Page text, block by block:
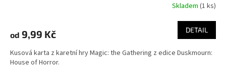
Skladem (1 ks)
od 9,99 Kč DETAIL
Kusová karta z karetní hry Magic: the Gathering z edice Duskmourn:
House of Horror.